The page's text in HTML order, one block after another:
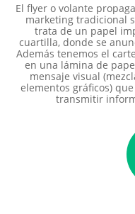
El flyer o volante
marketing tradicional
trata de un papel
cuartilla, donde se
Además tenemos el
en una lámina de
mensaje visual
elementos gráficos)
transmitir